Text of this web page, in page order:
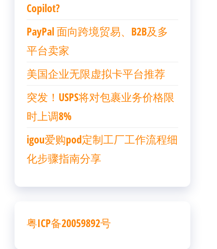
Copilot?
PayPal 面向跨境贸易、B2B及多
平台卖家
美国企业无限虚拟卡平台推荐
突发！USPS将对包裹业务价格限
时上调8%
igou爱购pod定制工厂工作流程细
化步骤指南分享
粤ICP备20059892号